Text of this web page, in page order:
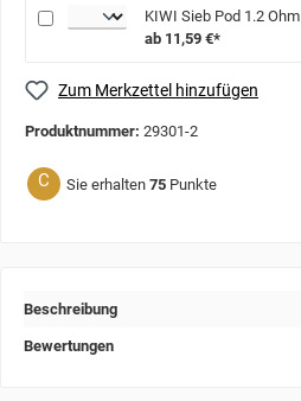
KIWI Sieb Pod 1.2 Ohm
ab 11,59 €*
Zum Merkzettel hinzufügen
Produktnummer: 29301-2
C Sie erhalten 75 Punkte
Beschreibung
Bewertungen